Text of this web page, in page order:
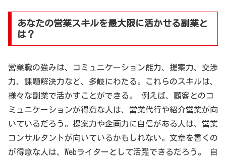
あなたの営業スキルを最大限に活かせる副業と
は？
営業職の強みは、コミュニケーション能力、提案力、交渉
力、課題解決力など、多岐にわたる。これらのスキルは、
様々な副業で活かすことができる。 例えば、顧客とのコ
ミュニケーションが得意な人は、営業代行や紹介営業が向
いているだろう。提案力や企画力に自信がある人は、営業
コンサルタントが向いているかもしれない。文章を書くの
が得意な人は、Webライターとして活躍できるだろう。 自